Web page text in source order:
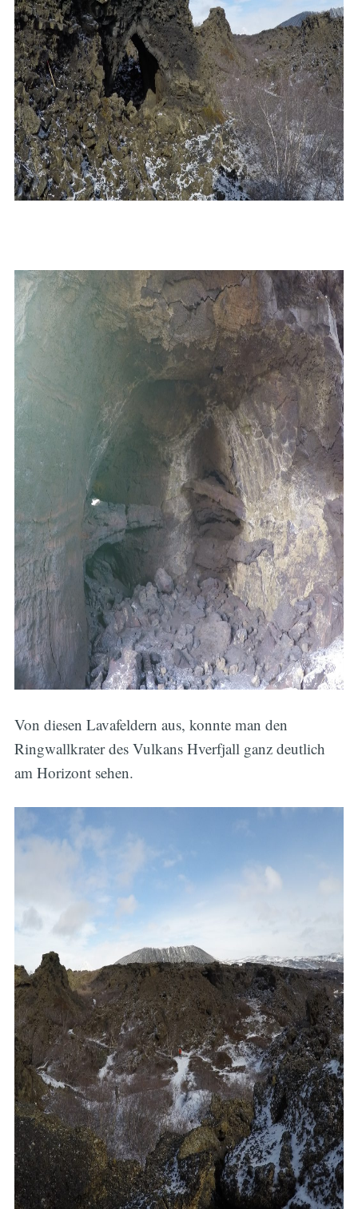
Von diesen Lavafeldern aus, konnte man den
Ringwallkrater des Vulkans Hverfjall ganz deutlich
am Horizont sehen.